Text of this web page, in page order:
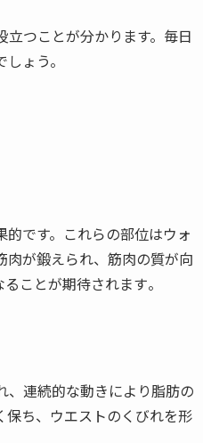
つことが分かります。毎日
ょう。
です。これらの部位はウォ
が鍛えられ、筋肉の質が向
ことが期待されます​​。
、連続的な動きにより脂肪の
ち、ウエストのくびれを形